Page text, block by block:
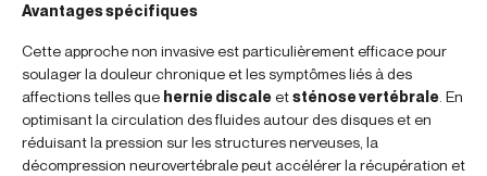
Avantages spécifiques
Cette approche non invasive est particulièrement efficace pour
soulager la douleur chronique et les symptômes liés à des
affections telles que hernie discaleetsténose vertébrale . En
optimisant la circulation des fluides autour des disques et en
réduisant la pression sur les structures nerveuses, la
décompression neurovertébrale peut accélérer la récupération et